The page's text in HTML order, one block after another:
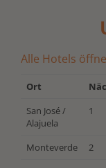
Alle Hotels
Ort
San José /
Alajuela
1
Monteverde 2